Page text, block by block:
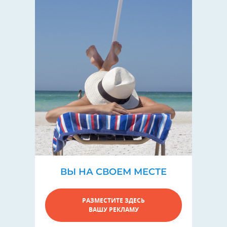
ВЫ НА СВОЕМ МЕСТЕ
РАЗМЕСТИТЕ ЗДЕСЬ
ВАШУ РЕКЛАМУ